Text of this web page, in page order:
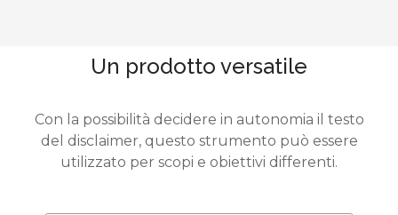
Un prodotto versatile
Con la possibilità decidere in autonomia il testo
del disclaimer, questo strumento può essere
utilizzato per scopi e obiettivi differenti.